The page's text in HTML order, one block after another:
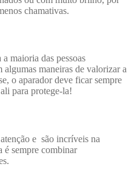
chamativas.
maioria das pessoas
maneiras de valorizar a
o aparador deve ficar sempre
para protege-la!
e são incríveis na
é sempre combinar